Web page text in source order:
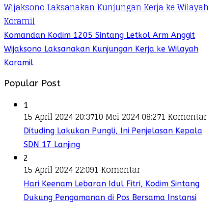
Komandan Kodim 1205 Sintang Letkol Arm Anggit
Wijaksono Laksanakan Kunjungan Kerja ke Wilayah
Koramil
Popular Post
1
15 April 2024 20:3710 Mei 2024 08:271 Komentar
Dituding Lakukan Pungli, Ini Penjelasan Kepala
SDN 17 Lanjing
2
15 April 2024 22:091 Komentar
Hari Keenam Lebaran Idul Fitri, Kodim Sintang
Dukung Pengamanan di Pos Bersama Instansi